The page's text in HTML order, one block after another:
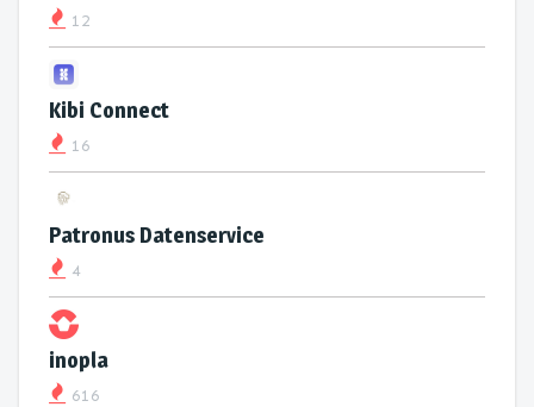
12
Kibi Connect
16
Patronus Datenservice
4
inopla
616